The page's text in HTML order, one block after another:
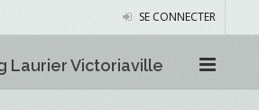
SE CONNECTER
Laurier Victoriaville